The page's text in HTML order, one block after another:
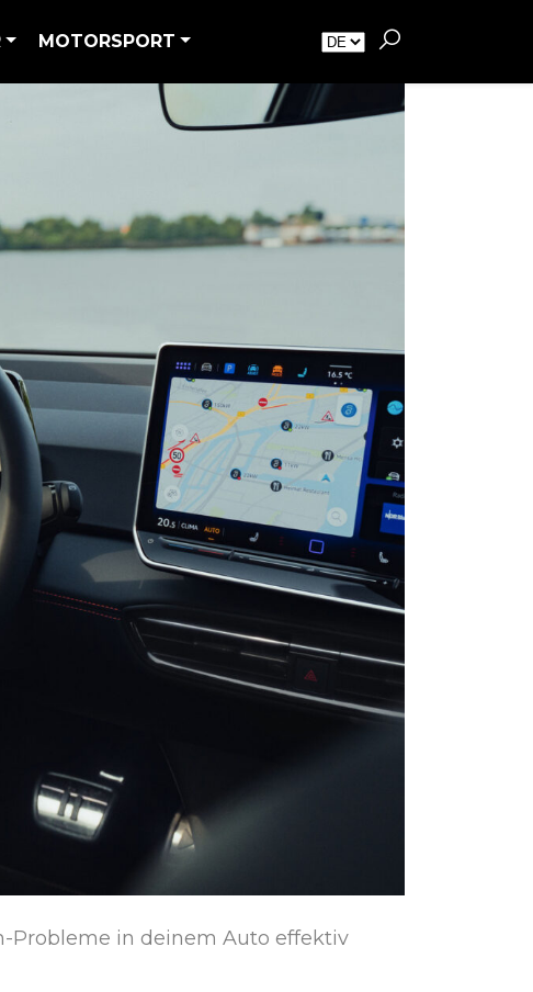
MOTORSPORT
Probleme in deinem Auto effektiv